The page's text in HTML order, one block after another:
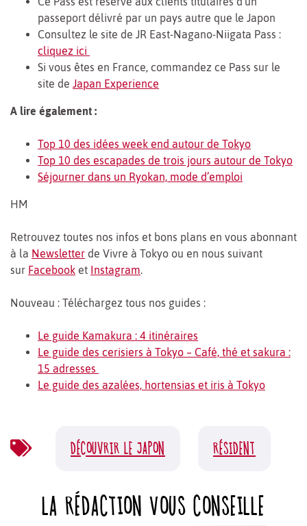
passeport délivré par un pays autre que le Japon
Consultez le site de JR East-Nagano-Niigata Pass :
cliquez ici
Si vous êtes en France, commandez ce Pass sur le
site de Japan Experience
A lire également :
Top 10 des idées week end autour de Tokyo
Top 10 des escapades de trois jours autour de Tokyo
Séjourner dans un Ryokan, mode d’emploi
HM
Retrouvez toutes nos infos et bons plans en vous abonnant
à la Newsletter de Vivre à Tokyo ou en nous suivant
sur Facebook et Instagram.
Nouveau : Téléchargez tous nos guides :
Le guide Kamakura : 4 itinéraires
Le guide des cerisiers à Tokyo – Café, thé et sakura :
15 adresses
Le guide des azalées, hortensias et iris à Tokyo
DÉCOUVRIR LE JAPON RÉSIDENT
LA RÉDACTION VOUS CONSEILLE